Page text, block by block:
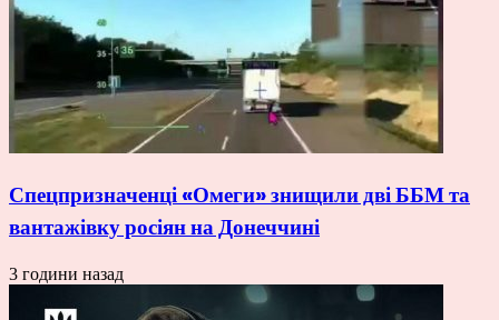
Спецпризначенці «Омеги» знищили дві ББМ та
вантажівку росіян на Донеччині
3 години назад